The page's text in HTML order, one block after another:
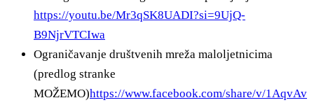
https://youtu.be/Mr3qSK8UADI?si=9UjQ-
B9NjrVTCIwa
Ograničavanje društvenih mreža maloljetnicima
(predlog stranke
MOŽEMO)https://www.facebook.com/share/v/1AqvAv